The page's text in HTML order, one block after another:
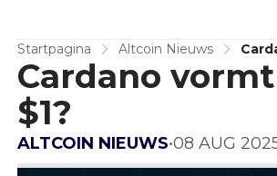
Startpagina Altcoin Nieuws
Cardano
$1?
ALTCOIN NIEUWS•08 AUG